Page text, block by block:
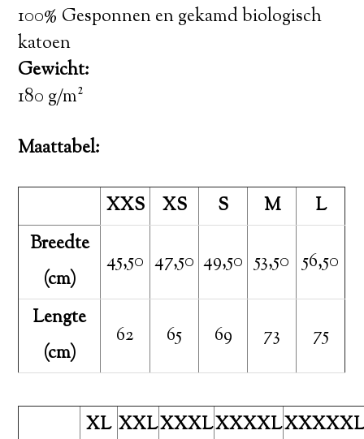
100% Gesponnen en gekamd biologisch
katoen
Gewicht:
180 g/m²
Maattabel:
XXS XS S M
L
Breedte
(cm)
45,50 47,50 49,50 53,50 56,50
Lengte
(cm)
62 65 69 73 75
XL XXLXXXLXXXXL